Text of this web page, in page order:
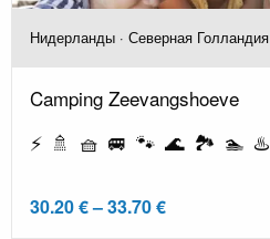
Нидерланды · Северная Голландия
Camping Zeevangshoeve
⚡ 🚿 🧺 🚐 🐾 🌊 🏞️ 🏊 ♨️
30.20 € – 33.70 €